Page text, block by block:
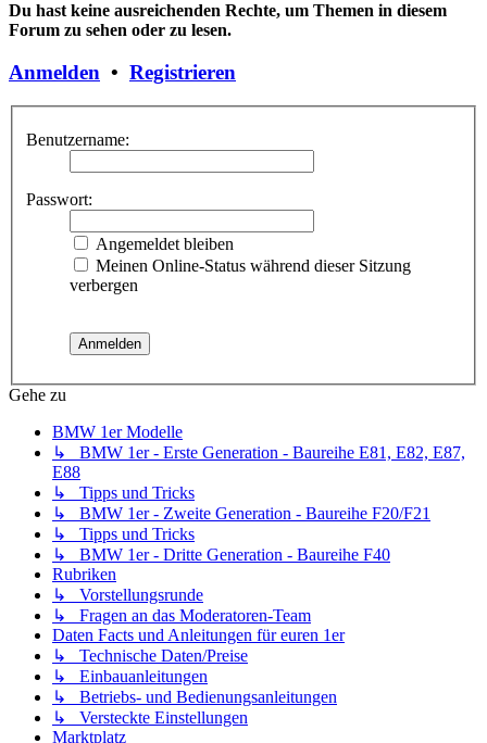
Du hast keine ausreichenden Rechte, um Themen in diesem
Forum zu sehen oder zu lesen.
Anmelden • Registrieren
Benutzername:
Passwort:
Angemeldet bleiben
Meinen Online-Status während dieser Sitzung
verbergen
Gehe zu
BMW 1er Modelle
↳ BMW 1er - Erste Generation - Baureihe E81, E82, E87,
E88
↳ Tipps und Tricks
↳ BMW 1er - Zweite Generation - Baureihe F20/F21
↳ Tipps und Tricks
↳ BMW 1er - Dritte Generation - Baureihe F40
Rubriken
↳ Vorstellungsrunde
↳ Fragen an das Moderatoren-Team
Daten Facts und Anleitungen für euren 1er
↳ Technische Daten/Preise
↳ Einbauanleitungen
↳ Betriebs- und Bedienungsanleitungen
↳ Versteckte Einstellungen
Marktplatz